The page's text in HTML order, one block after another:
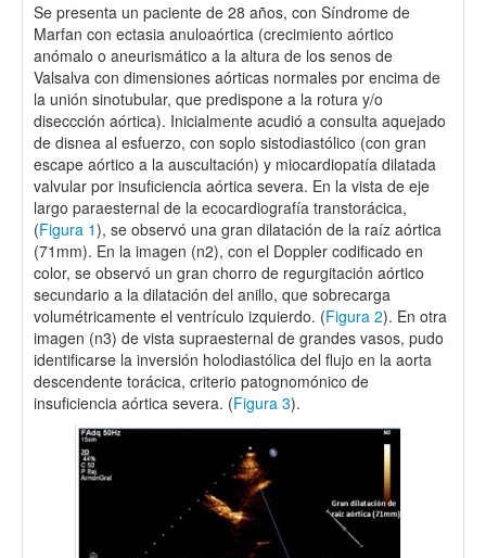
Se presenta un paciente de 28 años, con Síndrome de
Marfan con ectasia anuloaórtica (crecimiento aórtico
anómalo o aneurismático a la altura de los senos de
Valsalva con dimensiones aórticas normales por encima de
la unión sinotubular, que predispone a la rotura y/o
diseccción aórtica). Inicialmente acudió a consulta aquejado
de disnea al esfuerzo, con soplo sistodiastólico (con gran
escape aórtico a la auscultación) y miocardiopatía dilatada
valvular por insuficiencia aórtica severa. En la vista de eje
largo paraesternal de la ecocardiografía transtorácica,
(Figura 1), se observó una gran dilatación de la raíz aórtica
(71mm). En la imagen (n2), con el Doppler codificado en
color, se observó un gran chorro de regurgitación aórtico
secundario a la dilatación del anillo, que sobrecarga
volumétricamente el ventrículo izquierdo. (Figura 2). En otra
imagen (n3) de vista supraesternal de grandes vasos, pudo
identificarse la inversión holodiastólica del flujo en la aorta
descendente torácica, criterio patognomónico de
insuficiencia aórtica severa. (Figura 3).